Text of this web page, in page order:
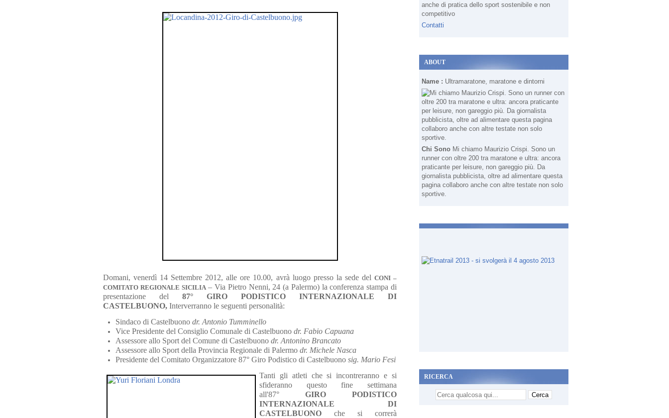
Domani, venerdì 14 Settembre 2012, alle ore 10.00, avrà luogo presso la sede del CONI –
COMITATO REGIONALE SICILIA– Via Pietro Nenni, 24 (a Palermo) la conferenza stampa di
presentazione del 87° GIRO PODISTICO INTERNAZIONALE DI
CASTELBUONO, Interverranno le seguenti personalità:
Sindaco di Castelbuono dr. Antonio Tumminello
Vice Presidente del Consiglio Comunale di Castelbuono dr. Fabio Capuana
Assessore allo Sport del Comune di Castelbuono dr. Antonino Brancato
Assessore allo Sport della Provincia Regionale di Palermo dr. Michele Nasca
Presidente del Comitato Organizzatore 87° Giro Podistico di Castelbuono sig. Mario Fesi
Tanti gli atleti che si incontreranno e si
sfideranno questo fine settimana
all'87° GIRO PODISTICO
INTERNAZIONALE DI
CASTELBUONO che si correrà
anche di pratica dello sport sostenibile e non
competitivo
Contatti
ABOUT
Name : Ultramaratone, maratone e dintorni
Chi Sono Mi chiamo Maurizio Crispi. Sono un
runner con oltre 200 tra maratone e ultra: ancora
praticante per leisure, non gareggio più. Da
giornalista pubblicista, oltre ad alimentare questa
pagina collaboro anche con altre testate non solo
sportive.
RICERCA